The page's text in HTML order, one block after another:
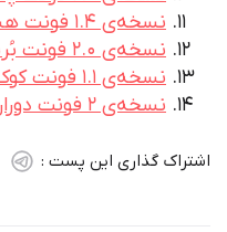
نسخه‌ی 1.4 فونت هستی
نسخه‌ی 2.0 فونت بُرنا
نسخه‌ی 1.1 فونت کوک
نسخه‌ی 2 فونت دوران
اشتراک گذاری این پست :